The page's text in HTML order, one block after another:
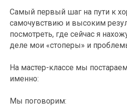
Самый первый шаг на пути к
самочувствию и высоким
посмотреть, где сейчас я
деле мои «стоперы» и
На мастер-классе мы
именно:
Мы поговорим: